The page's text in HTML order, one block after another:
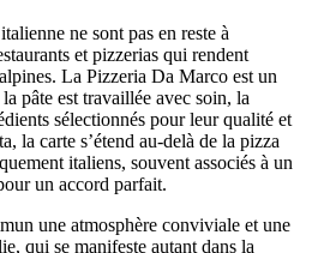
ne sont pas en reste à
et pizzerias qui rendent
La Pizzeria Da Marco est un
pâte est travaillée avec soin, la
sélectionnés pour leur qualité et
la carte s’étend au-delà de la pizza
italiens, souvent associés à un
un accord parfait.
une atmosphère conviviale et une
qui se manifeste autant dans la